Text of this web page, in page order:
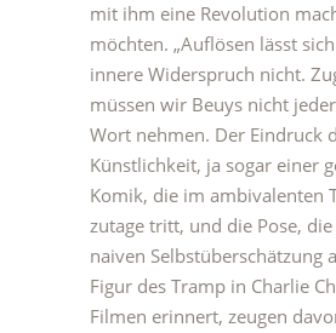
mit ihm eine Revolution
möchten. „Auflösen lässt
innere Widerspruch nicht.
müssen wir Beuys nicht
Wort nehmen. Der Eindruck
Künstlichkeit, ja sogar einer
Komik, die im ambivalenten
zutage tritt, und die Pose,
naiven Selbstüberschätzung
Figur des Tramp in Charlie
Filmen erinnert, zeugen